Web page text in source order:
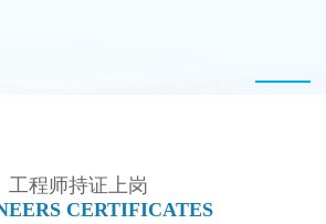
工程师持证上岗
CERTIFICATES